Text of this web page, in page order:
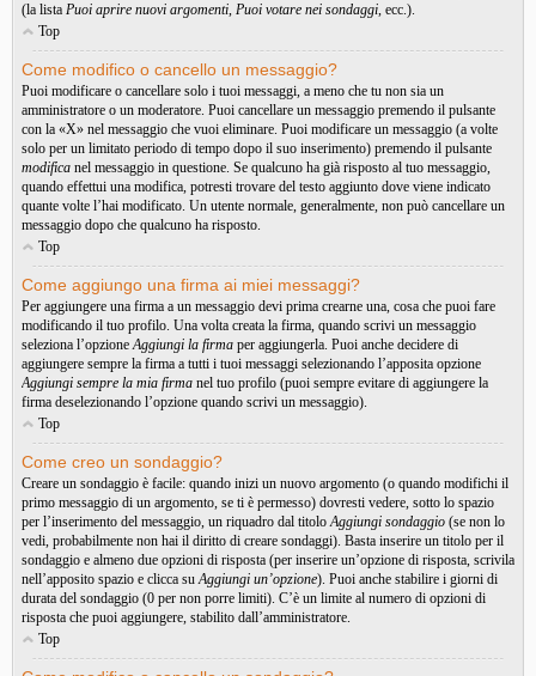
(la lista Puoi aprire nuovi argomenti, Puoi votare nei sondaggi, ecc.).
Top
Come modifico o cancello un messaggio?
Puoi modificare o cancellare solo i tuoi messaggi, a meno che tu non sia un
amministratore o un moderatore. Puoi cancellare un messaggio premendo il pulsante
con la «X» nel messaggio che vuoi eliminare. Puoi modificare un messaggio (a volte
solo per un limitato periodo di tempo dopo il suo inserimento) premendo il pulsante
modifica nel messaggio in questione. Se qualcuno ha già risposto al tuo messaggio,
quando effettui una modifica, potresti trovare del testo aggiunto dove viene indicato
quante volte l’hai modificato. Un utente normale, generalmente, non può cancellare un
messaggio dopo che qualcuno ha risposto.
Top
Come aggiungo una firma ai miei messaggi?
Per aggiungere una firma a un messaggio devi prima crearne una, cosa che puoi fare
modificando il tuo profilo. Una volta creata la firma, quando scrivi un messaggio
seleziona l’opzioneAggiungi la firma per aggiungerla. Puoi anche decidere di
aggiungere sempre la firma a tutti i tuoi messaggi selezionando l’apposita opzione
Aggiungi sempre la mia firma nel tuo profilo (puoi sempre evitare di aggiungere la
firma deselezionando l’opzione quando scrivi un messaggio).
Top
Come creo un sondaggio?
Creare un sondaggio è facile: quando inizi un nuovo argomento (o quando modifichi il
primo messaggio di un argomento, se ti è permesso) dovresti vedere, sotto lo spazio
per l’inserimento del messaggio, un riquadro dal titoloAggiungi sondaggio (se non lo
vedi, probabilmente non hai il diritto di creare sondaggi). Basta inserire un titolo per il
sondaggio e almeno due opzioni di risposta (per inserire un’opzione di risposta, scrivila
nell’apposito spazio e clicca suAggiungi un’opzione). Puoi anche stabilire i giorni di
durata del sondaggio (0 per non porre limiti). C’è un limite al numero di opzioni di
risposta che puoi aggiungere, stabilito dall’amministratore.
Top